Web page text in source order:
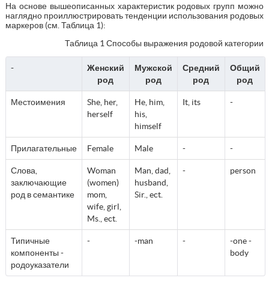
На основе вышеописанных характеристик родовых групп можно
наглядно проиллюстрировать тенденции использования родовых
маркеров (см. Таблица 1):
Таблица 1 Способы выражения родовой категории
-
Женский
род
Мужской
род
Средний
род
Общий
род
Местоимения
She, her,
herself
He, him,
his,
himself
It, its -
Прилагательные Female Male - -
Слова,
заключающие
род в семантике
Woman
(women)
mom,
wife, girl,
Ms., ect.
Man, dad,
husband,
Sir., ect.
- person
Типичные
компоненты -
родоуказатели
- -man -
-one -
body